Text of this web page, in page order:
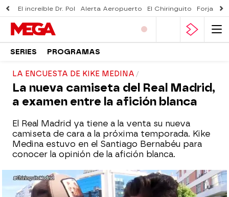
El increíble Dr. Pol Alerta Aeropuerto El Chiringuito Forjado
SERIES PROGRAMAS
LA ENCUESTA DE KIKE MEDINA
La nueva camiseta del Real Madrid,
a examen entre la afición blanca
El Real Madrid ya tiene a la venta su nueva
camiseta de cara a la próxima temporada. Kike
Medina estuvo en el Santiago Bernabéu para
conocer la opinión de la afición blanca.